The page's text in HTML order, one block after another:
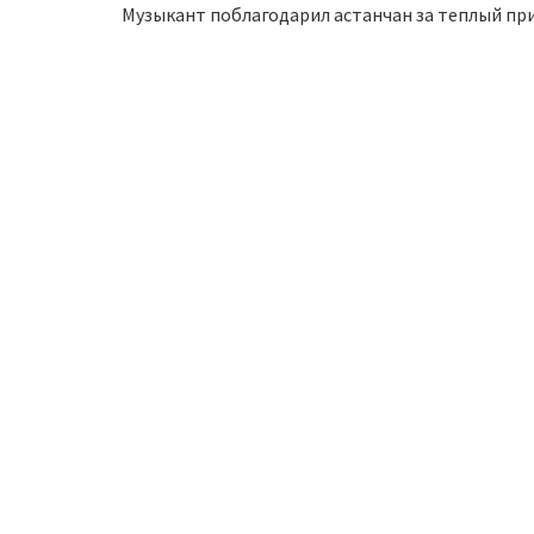
Музыкант поблагодарил астанчан за теплый